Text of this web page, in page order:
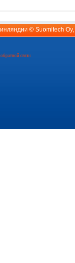
© Suomitech Oy
связи